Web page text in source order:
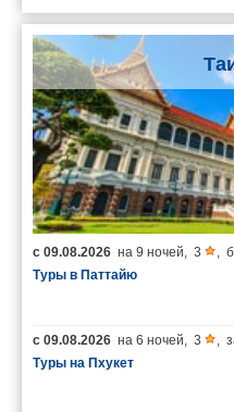
с 09.08.2026 на 9 ночей 3
Туры в Паттайю
с 09.08.2026 на 6 ночей 3
Туры на Пхукет